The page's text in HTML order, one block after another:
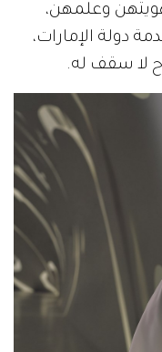
وعلمهن،
دولة الإمارات،
لا سقف له.